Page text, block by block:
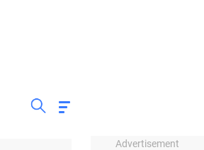
Advertisement